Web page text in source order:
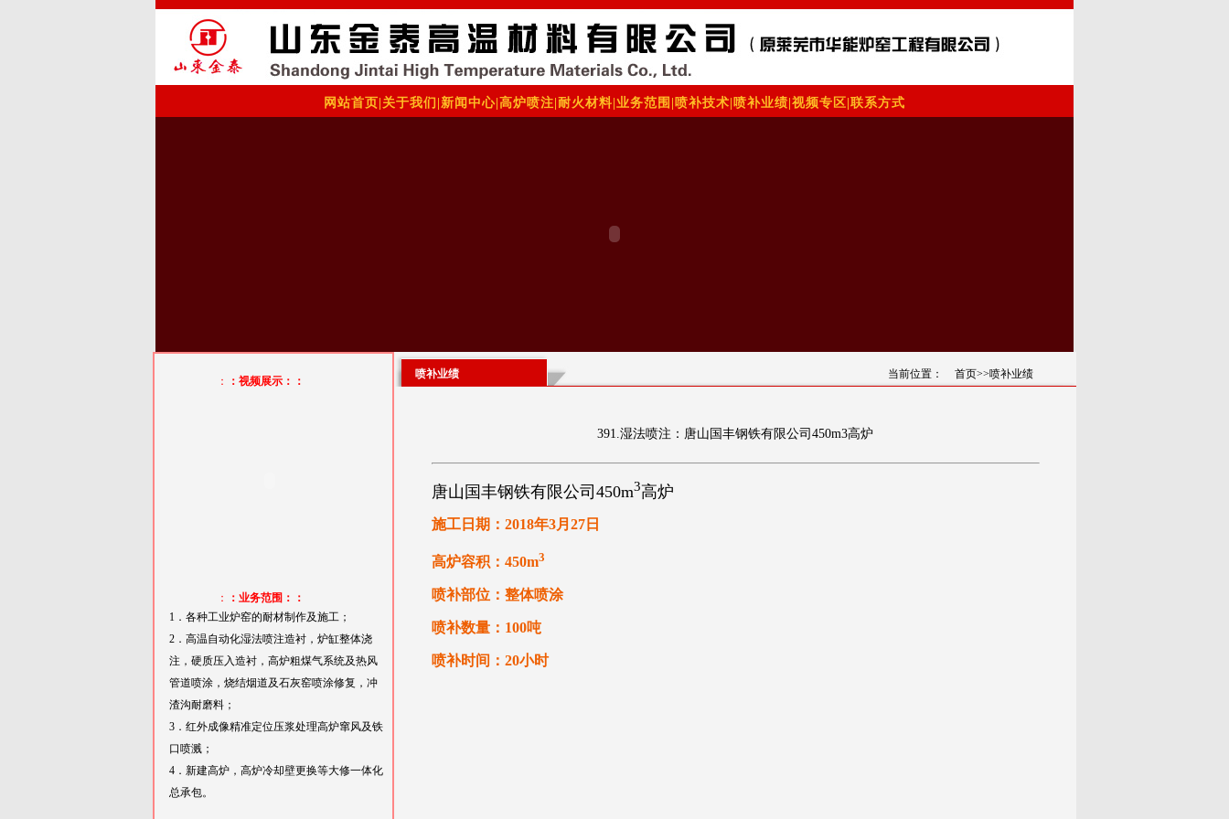
网站首页 关于我们 新闻中心 高炉喷注 耐火材料 业务范围 喷补技术 喷补业绩 视频专区 联系方式
： ：视频展示：：
：
：业务范围：：
1．各种工业炉窑的耐材制作及施工；
2．高温自动化湿法喷注造衬，炉缸整体浇
注，硬质压入造衬，高炉粗煤气系统及热风
管道喷涂，烧结烟道及石灰窑喷涂修复，冲
渣沟耐磨料；
3．红外成像精准定位压浆处理高炉窜风及铁
口喷溅；
4．新建高炉，高炉冷却壁更换等大修一体化
总承包。
喷补业绩 当前位置： 首页>>喷补业绩
391.湿法喷注：唐山国丰钢铁有限公司450m3高炉
唐山国丰钢铁有限公司450m3高炉
施工日期：2018年3月27日
高炉容积：450m3
喷补部位：整体喷涂
喷补数量：100吨
喷补时间：20小时